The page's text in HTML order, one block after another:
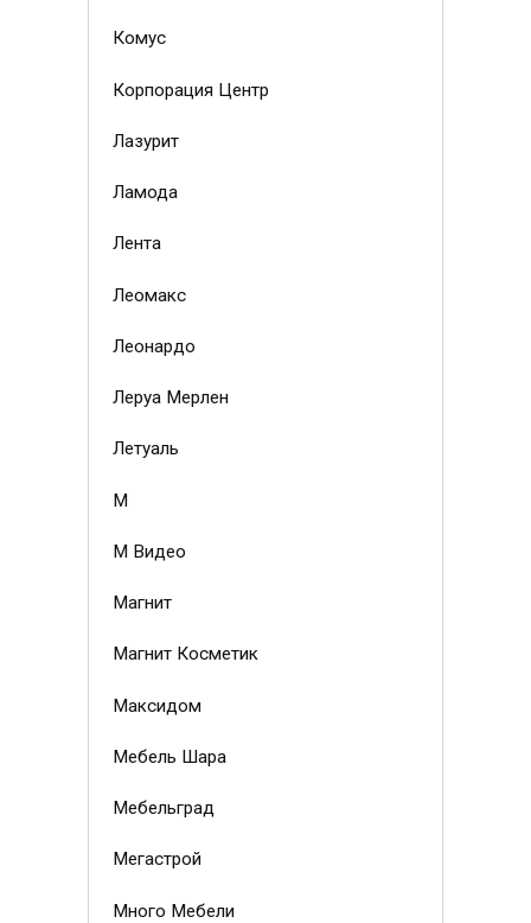
Комус
Корпорация Центр
Лазурит
Ламода
Лента
Леомакс
Леонардо
Леруа Мерлен
Летуаль
М
М Видео
Магнит
Магнит Косметик
Максидом
Мебель Шара
Мебельград
Мегастрой
Много Мебели